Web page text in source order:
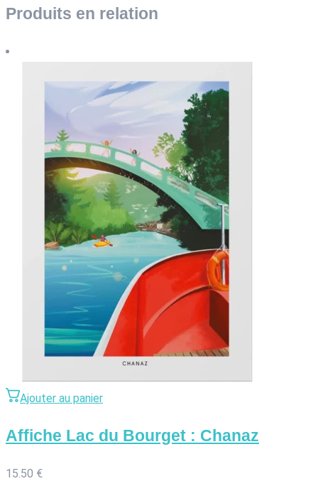
Produits en relation
Ajouter au panier
Affiche Lac du Bourget : Chanaz
15.50 €